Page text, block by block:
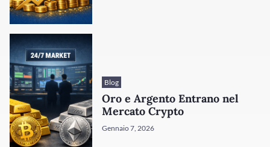
Blog
Oro e Argento Entrano nel
Mercato Crypto
Gennaio 7, 2026